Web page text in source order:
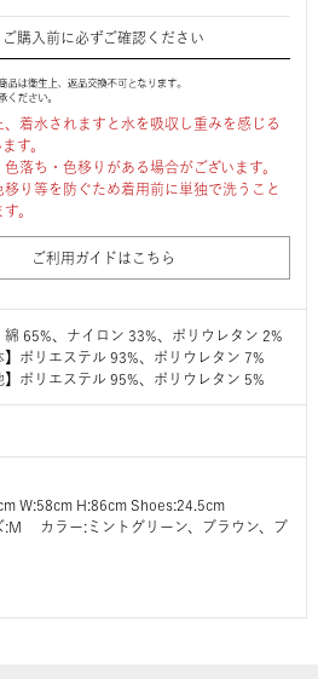
ご購入前に必ずご確認ください
、着水されますと水を吸収し重みを感じる
す。
落ち・色移りがある場合がございます。
移り等を防ぐため着用前に単独で洗うこと
。
ご利用ガイドはこちら
綿 65%、ナイロン 33%、ポリウレタン 2%
】ポリエステル 93%、ポリウレタン 7%
】ポリエステル 95%、ポリウレタン 5%
W:58cm H:86cm Shoes:24.5cm
:M カラー:ミントグリーン、ブラウン、ブ